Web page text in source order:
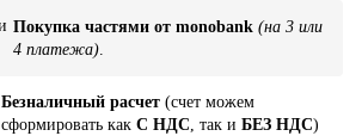
Покупка частями от monobank (на 3 или
4 платежа)
Безналичный расчет (счет можем
сформировать как С НДС , так и БЕЗ НДС)